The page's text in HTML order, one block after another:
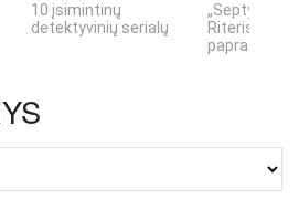
10 įsimintinų
detektyvinių serialų
„Septynių
Riteris" – kai